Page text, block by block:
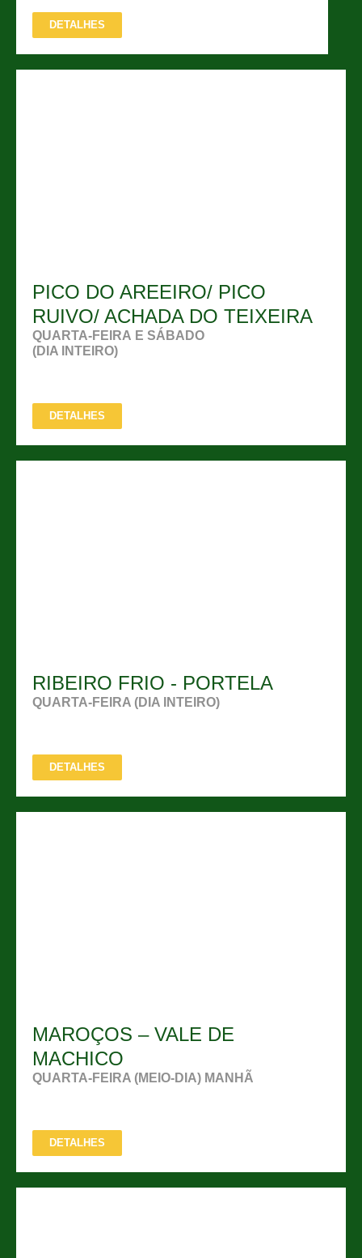
DETALHES
PICO DO AREEIRO/ PICO
RUIVO/ ACHADA DO TEIXEIRA
QUARTA-FEIRA E SÁBADO
(DIA INTEIRO)
DETALHES
RIBEIRO FRIO - PORTELA
QUARTA-FEIRA (DIA INTEIRO)
DETALHES
MAROÇOS – VALE DE
MACHICO
QUARTA-FEIRA (MEIO-DIA) MANHÃ
DETALHES